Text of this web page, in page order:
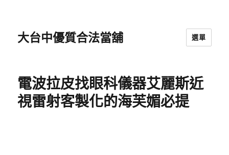
大台中優質合法當舖 選單
電波拉皮找眼科儀器艾麗斯近
視雷射客製化的海芙媚必提